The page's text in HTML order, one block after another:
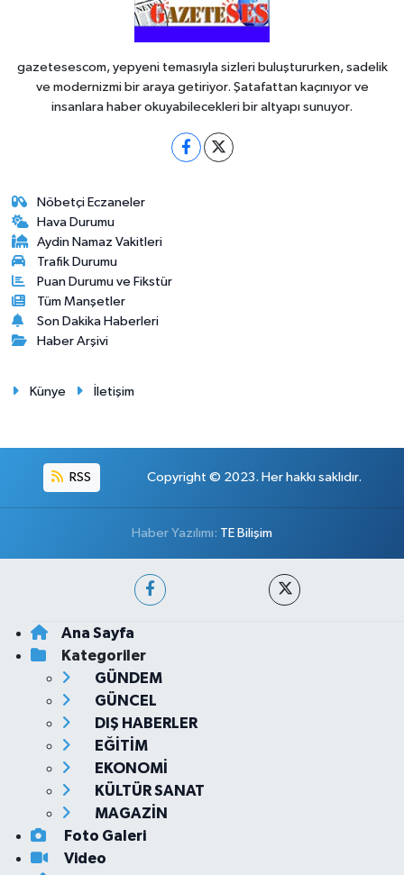
gazetesescom, yepyeni temasıyla sizleri buluştururken, sadelik
ve modernizmi bir araya getiriyor. Şatafattan kaçınıyor ve
insanlara haber okuyabilecekleri bir altyapı sunuyor.
Nöbetçi Eczaneler
Hava Durumu
Aydin Namaz Vakitleri
Trafik Durumu
Puan Durumu ve Fikstür
Tüm Manşetler
Son Dakika Haberleri
Haber Arşivi
Künye İletişim
RSS Copyright © 2023. Her hakkı saklıdır.
Haber Yazılımı: TE Bilişim
Ana Sayfa
Kategoriler
GÜNDEM
GÜNCEL
DIŞ HABERLER
EĞİTİM
EKONOMİ
KÜLTÜR SANAT
MAGAZİN
Foto Galeri
Video